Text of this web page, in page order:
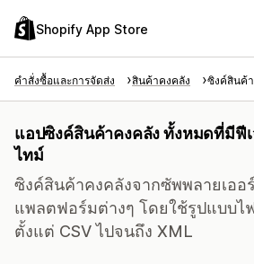
Shopify App Store
คำสั่งซื้อและการจัดส่ง สินค้าคงคลัง ซิงค์สินค้
แอปซิงค์สินค้าคงคลัง ทั้งหมดที่มีฟีเ
ไทม์
ซิงค์สินค้าคงคลังจากซัพพลายเออ
แพลตฟอร์มต่างๆ โดยใช้รูปแบบไ
ตั้งแต่ CSV ไปจนถึง XML